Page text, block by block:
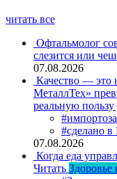
читать все
Офтальмолог
слезится или
07.08.2026
Качество — это
МеталлТех»
реальную
#сделано в
07.08.2026
Когда еда
Читать